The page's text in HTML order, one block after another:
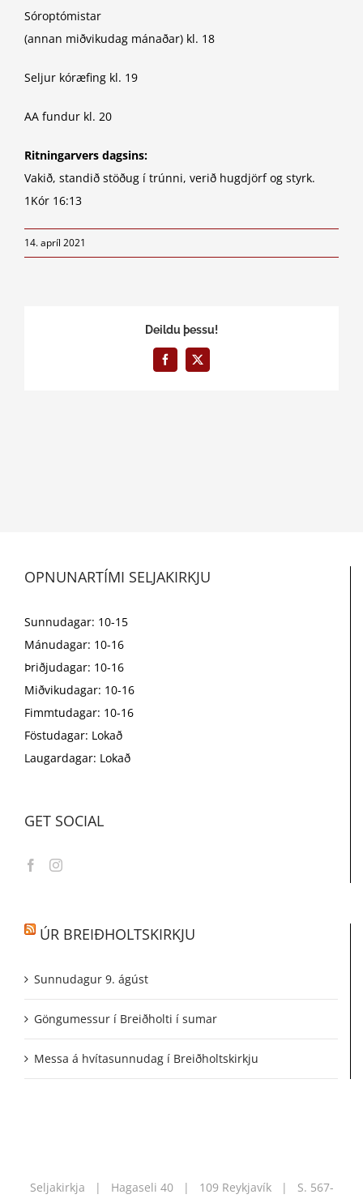
Sóroptómistar
(annan miðvikudag mánaðar) kl. 18
Seljur kóræfing kl. 19
AA fundur kl. 20
Ritningarvers dagsins:
Vakið, standið stöðug í trúnni, verið hugdjörf og styrk.
1Kór 16:13
14. apríl 2021
Deildu þessu!
Facebook
X
OPNUNARTÍMI SELJAKIRKJU
Sunnudagar: 10-15
Mánudagar: 10-16
Þriðjudagar: 10-16
Miðvikudagar: 10-16
Fimmtudagar: 10-16
Föstudagar: Lokað
Laugardagar: Lokað
GET SOCIAL
ÚR BREIÐHOLTSKIRKJU
Sunnudagur 9. ágúst
Göngumessur í Breiðholti í sumar
Messa á hvítasunnudag í Breiðholtskirkju
Seljakirkja | Hagaseli 40 | 109 Reykjavík | S. 567-